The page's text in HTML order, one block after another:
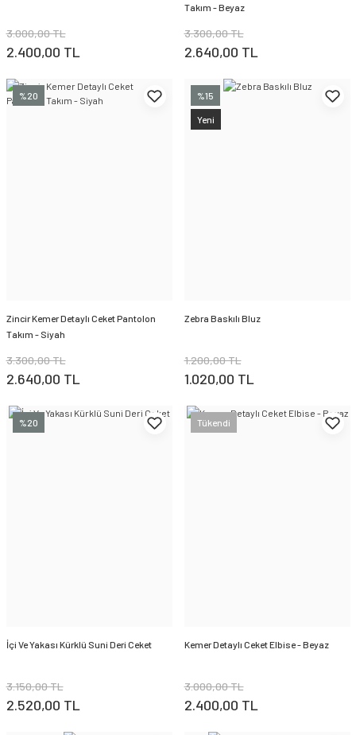
3.000,00 TL
2.400,00 TL
Takım - Beyaz
3.300,00 TL
2.640,00 TL
%20
Zincir Kemer Detaylı Ceket Pantolon
Takım - Siyah
3.300,00 TL
2.640,00 TL
%15
Yeni
Zebra Baskılı Bluz
1.200,00 TL
1.020,00 TL
%20
İçi Ve Yakası Kürklü Suni Deri Ceket
3.150,00 TL
2.520,00 TL
Tükendi
Kemer Detaylı Ceket Elbise - Beyaz
3.000,00 TL
2.400,00 TL